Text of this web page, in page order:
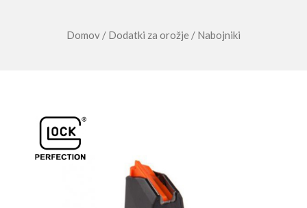
Domov / Dodatki za orožje / Nabojniki